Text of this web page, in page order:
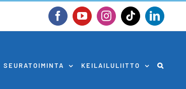
FacebookYouTubeInstagram
Tiktok
SEURATOIMINTA KEILAILULIITTO